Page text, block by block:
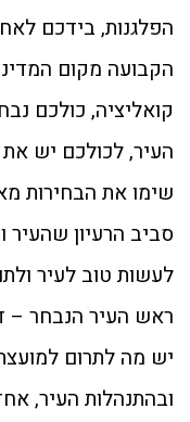
הפלגנות, בידכם
הקבועה מקום
קואליציה, כולכם
העיר, לכולכם יש את
שימו את הבחירות
סביב הרעיון
לעשות טוב לעיר
ראש העיר הנבחר –
יש מה לתרום
ובהתנהלות העיר,